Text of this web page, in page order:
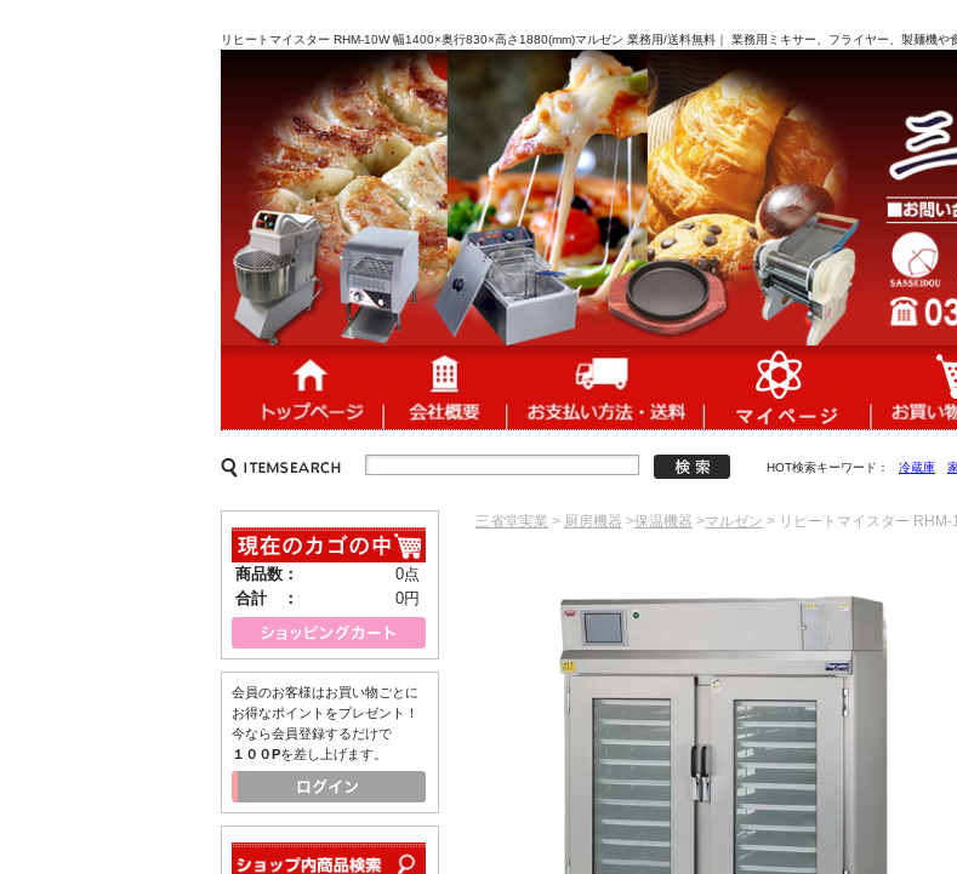
リヒートマイスター RHM-10W 幅1400×奥行830×高さ1880(mm)マルゼン 業務用/送料無料｜ 業務用ミキサー、フライヤー、製麺機や
HOT検索キーワード： 冷蔵庫
三省堂実業 > 厨房機器 >保温機器 >マルゼン > リヒートマイスター
商品数：
0点
合計 ：
0円
会員のお客様はお買い物ごとに
お得なポイントをプレゼント！
今なら会員登録するだけで
１００Pを差し上げます。